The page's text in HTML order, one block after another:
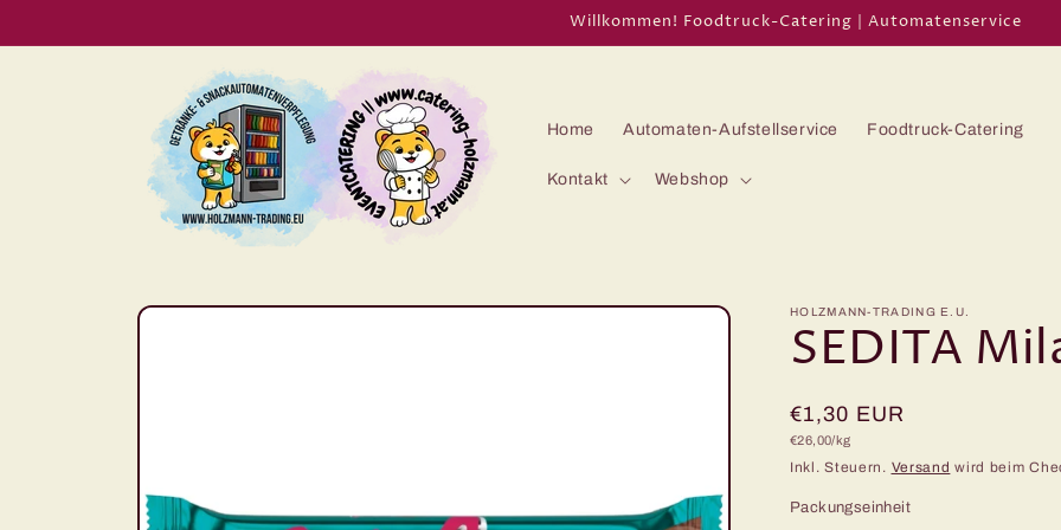
Inhalt
Willkommen! Foodtruck-Catering | Automatenservice
Home Automaten-Aufstellservice Foodtruck-Catering
Kontakt Webshop
Zu
HOLZMANN-TRADING E.U.
SEDITA
Normaler
Preis
€1,30 EUR
Grundpreis
€26,00/kg
Inkl. Steuern. Versand wird beim
Packungseinheit